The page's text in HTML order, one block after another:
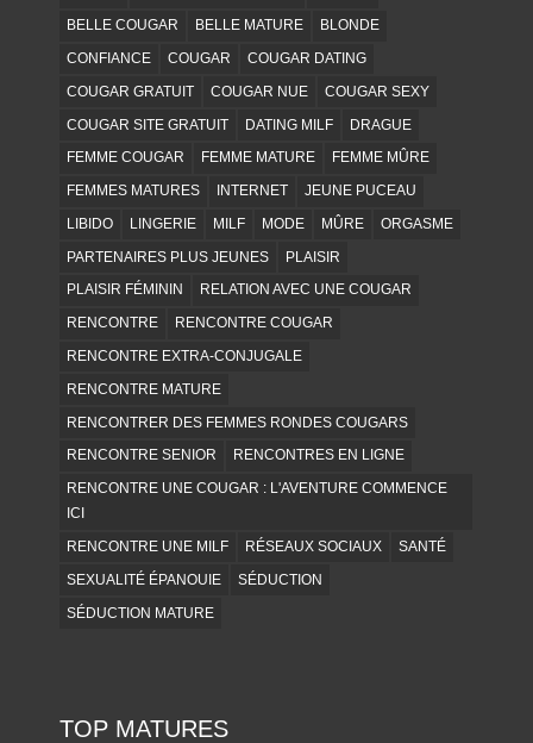
BELLE COUGAR
BELLE MATURE
BLONDE
CONFIANCE
COUGAR
COUGAR DATING
COUGAR GRATUIT
COUGAR NUE
COUGAR SEXY
COUGAR SITE GRATUIT
DATING MILF
DRAGUE
FEMME COUGAR
FEMME MATURE
FEMME MÛRE
FEMMES MATURES
INTERNET
JEUNE PUCEAU
LIBIDO
LINGERIE MILF MODE MÛRE
ORGASME
PARTENAIRES PLUS JEUNES
PLAISIR
PLAISIR FÉMININ
RELATION AVEC UNE COUGAR
RENCONTRE
RENCONTRE COUGAR
RENCONTRE EXTRA-CONJUGALE
RENCONTRE MATURE
RENCONTRER DES FEMMES RONDES COUGARS
RENCONTRE SENIOR
RENCONTRES EN LIGNE
RENCONTRE UNE COUGAR : L'AVENTURE COMMENCE
ICI
RENCONTRE UNE MILF
RÉSEAUX SOCIAUX
SANTÉ
SEXUALITÉ ÉPANOUIE
SÉDUCTION
SÉDUCTION MATURE
TOP MATURES